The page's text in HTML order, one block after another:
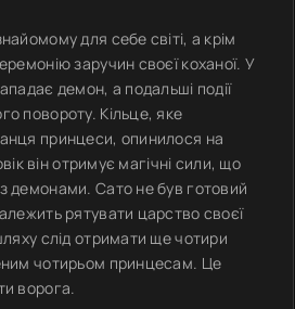
для себе світі, а крім
заручин своєї коханої. У
демон, а подальші події
повороту. Кільце, яке
принцеси, опинилося на
він отримує магічні сили, що
демонами. Сато не був готовий
рятувати царство своєї
слід отримати ще чотири
чотирьом принцесам. Це
ворога.